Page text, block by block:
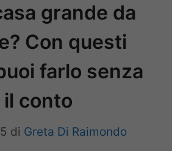
grande da
Con questi
farlo senza
conto
di Greta Di Raimondo